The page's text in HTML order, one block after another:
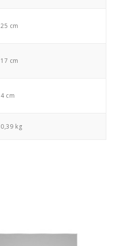
25 cm
17 cm
4 cm
0,39 kg